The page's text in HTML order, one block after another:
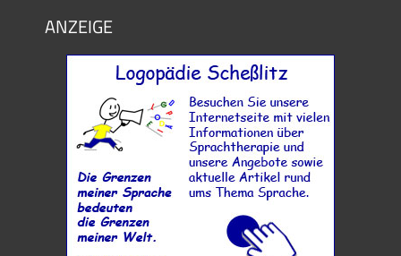
ANZEIGE